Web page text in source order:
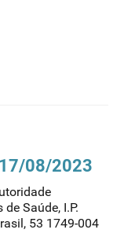
08/2023
Saúde, I.P.
53 1749-004